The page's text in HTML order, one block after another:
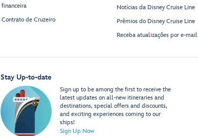
financeira
Contrato de Cruzeiro
Notícias da Disney Cruise Line
Prêmios do Disney Cruise Line
Receba atualizações por e-mail
Stay Up-to-date
Sign up to be among the first to receive the
latest updates on all-new itineraries and
destinations, special offers and discounts,
and exciting experiences coming to our
ships!
Sign Up Now